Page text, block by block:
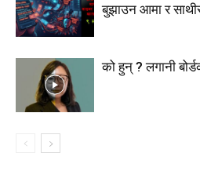
बुझाउन आमा र
को हुन् ? लगानी